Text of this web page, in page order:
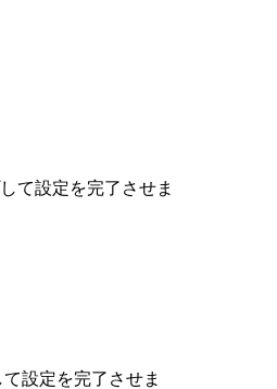
て設定を完了させま
設定を完了させま